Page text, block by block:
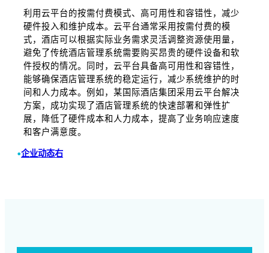
利用云平台的按需付费模式、高可用性和容错性，减少
硬件投入和维护成本。云平台通常采用按需付费的模
式，酒店可以根据实际业务需求灵活调整资源使用量，
避免了传统酒店管理系统需要购买昂贵的硬件设备和软
件授权的情况。同时，云平台具备高可用性和容错性，
能够确保酒店管理系统的稳定运行，减少系统维护的时
间和人力成本。例如，某国际酒店集团采用云平台解决
方案，成功实现了酒店管理系统的快速部署和弹性扩
展，降低了硬件成本和人力成本，提高了业务响应速度
和客户满意度。
•企业动态右